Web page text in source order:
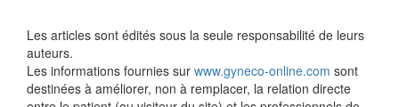
Les articles sont édités sous la seule responsabilité de leurs
auteurs.
Les informations fournies sur www.gyneco-online.com sont
destinées à améliorer, non à remplacer, la relation directe